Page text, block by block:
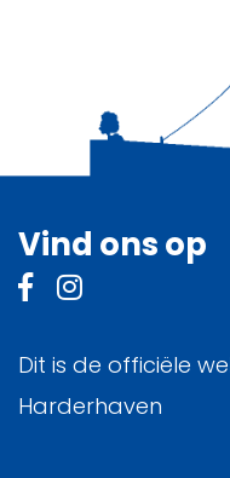
Vind ons op
Dit is de officiële
Harderhaven